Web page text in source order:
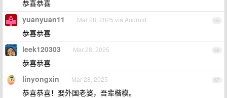
恭喜恭喜
65
yuanyuan11 Mar 28, 2025 via Android
恭喜恭喜
66
leek120303 Mar 28, 2025
恭喜恭喜
67
linyongxin Mar 28, 2025
恭喜恭喜！娶外国老婆，吾辈楷模。